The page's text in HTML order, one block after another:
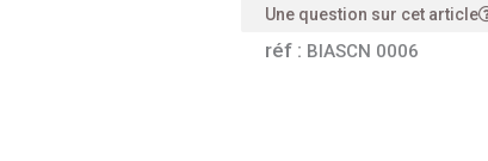
Une question sur cet article
réf : BIASCN 0006